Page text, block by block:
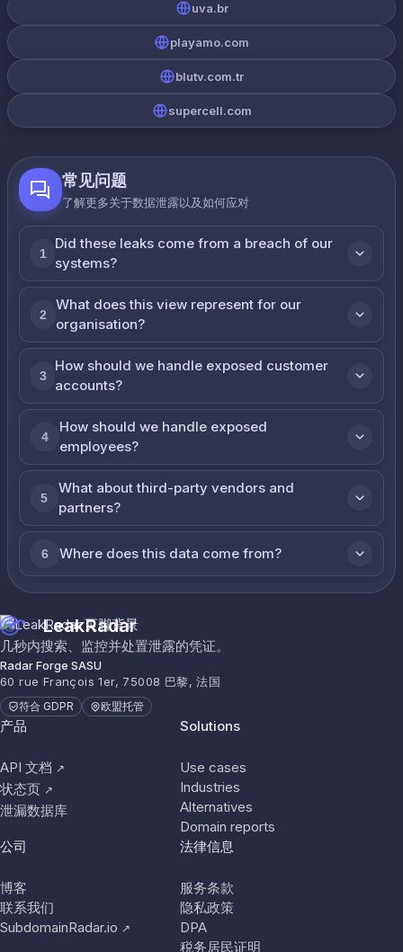
uva.br
playamo.com
blutv.com.tr
supercell.com
常见问题
了解更多关于数据泄露以及如何应对
1
Did these leaks come from a breach of our
systems?
2
What does this view represent for our
organisation?
3
How should we handle exposed customer
accounts?
4
How should we handle exposed
employees?
5
What about third-party vendors and
partners?
6 Where does this data come from?
LeakRadar
几秒内搜索、监控并处置泄露的凭证。
Radar Forge SASU
60 rue François 1er, 75008 巴黎, 法国
符合 GDPR 欧盟托管
产品
API 文档 ↗
状态页 ↗
泄漏数据库
Solutions
Use cases
Industries
Alternatives
Domain reports
公司
博客
联系我们
SubdomainRadar.io ↗
法律信息
服务条款
隐私政策
DPA
税务居民证明